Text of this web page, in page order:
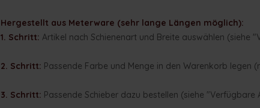
Hergestellt aus Meterware (sehr lange Längen möglich):
1. Schritt: Artikel nach Schienenart und Breite auswählen (siehe
2. Schritt: Passende Farbe und Menge in den Warenkorb legen
3. Schritt: Passende Schieber dazu bestellen (siehe